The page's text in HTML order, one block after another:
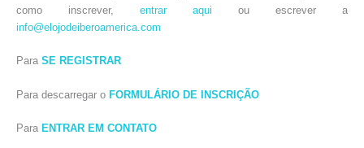
como inscrever, entrar aqui ou escrever a
info@elojodeiberoamerica.com
Para SE REGISTRAR
Para descarregar o FORMULÁRIO DE INSCRIÇÃO
Para ENTRAR EM CONTATO